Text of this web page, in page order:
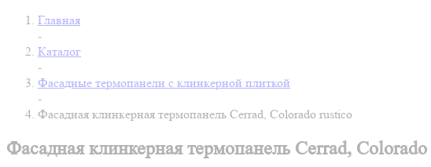
Главная
-
Каталог
-
Фасадные термопанели с клинкерной плиткой
-
Фасадная клинкерная термопанель Cerrad, Colorado rustico
Фасадная клинкерная термопанель Cerrad,